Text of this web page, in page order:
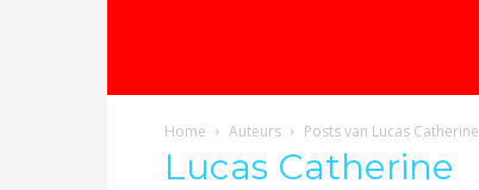
Home Auteurs Posts van Lucas Catherine
Lucas Catherine